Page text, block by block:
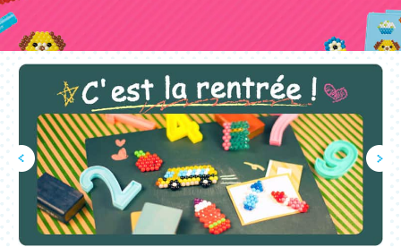
Qu'est-ce qu'Aquabeads ?
Vidéos
Pour les parents